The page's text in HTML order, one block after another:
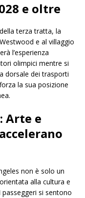
e oltre
terza tratta, la
e al villaggio
l’esperienza
olimpici mentre si
dorsale dei trasporti
la sua posizione
Arte e
non è solo un
alla cultura e
si sentono